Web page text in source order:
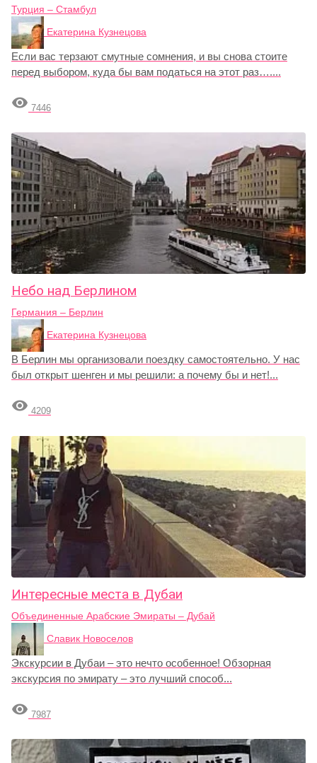
Турция – Стамбул
Екатерина Кузнецова
Если вас терзают смутные сомнения, и вы снова стоите
перед выбором, куда бы вам податься на этот раз…....
 7446
Небо над Берлином
Германия – Берлин
Екатерина Кузнецова
В Берлин мы организовали поездку самостоятельно. У нас
был открыт шенген и мы решили: а почему бы и нет!...
 4209
Интересные места в Дубаи
Объединенные Арабские Эмираты – Дубай
Славик Новоселов
Экскурсии в Дубаи – это нечто особенное! Обзорная
экскурсия по эмирату – это лучший способ...
 7987